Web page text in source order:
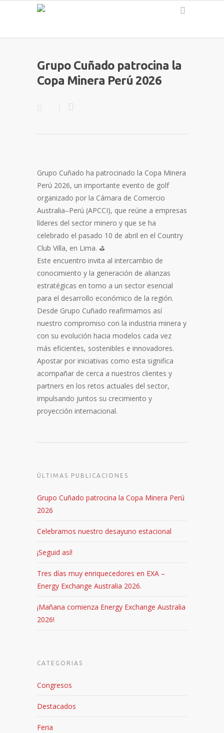
Grupo Cuñado patrocina la
Copa Minera Perú 2026
Grupo Cuñado ha patrocinado la Copa Minera
Perú 2026, un importante evento de golf
organizado por la Cámara de Comercio
Australia–Perú (APCCI), que reúne a empresas
líderes del sector minero y que se ha
celebrado el pasado 10 de abril en el Country
Club Villa, en Lima. ⛳
Este encuentro invita al intercambio de
conocimiento y la generación de alianzas
estratégicas en torno a un sector esencial
para el desarrollo económico de la región.
Desde Grupo Cuñado reafirmamos así
nuestro compromiso con la industria minera y
con su evolución hacia modelos cada vez
más eficientes, sostenibles e innovadores.
Apostar por iniciativas como esta significa
acompañar de cerca a nuestros clientes y
partners en los retos actuales del sector,
impulsando juntos su crecimiento y
proyección internacional.
ÚLTIMAS PUBLICACIONES
Grupo Cuñado patrocina la Copa Minera Perú
2026
Celebramos nuestro desayuno estacional
¡Seguid así!
Tres días muy enriquecedores en EXA –
Energy Exchange Australia 2026.
¡Mañana comienza Energy Exchange Australia
2026!
CATEGORIAS
Congresos
Destacados
Feria